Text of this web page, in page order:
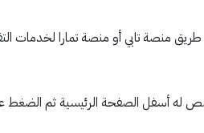
منصة تابي أو منصة تمارا لخدمات
له أسفل الصفحة الرئيسية ثم